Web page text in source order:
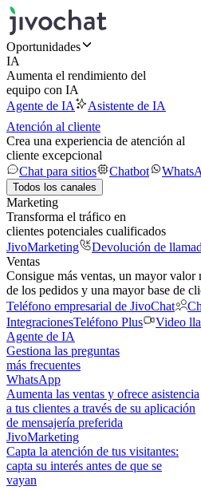
Oportunidades
IA
Aumenta el rendimiento del
equipo con IA
Agente de IA
Asistente de IA
Atención al cliente
Crea una experiencia de atención al
cliente excepcional
Chat para sitios
Chatbot
Todos los canales
Marketing
Transforma el tráfico en
clientes potenciales cualificados
JivoMarketing
Devolución de
Ventas
Consigue más ventas, un mayor valor
de los pedidos y una mayor base de
Teléfono empresarial de JivoChat
IntegracionesTeléfono Plus Video
Agente de IA
Gestiona las preguntas
más frecuentes
WhatsApp
Aumenta las ventas y ofrece asistencia
a tus clientes a través de su aplicación
de mensajería preferida
JivoMarketing
Capta la atención de tus visitantes:
capta su interés antes de que se
vayan